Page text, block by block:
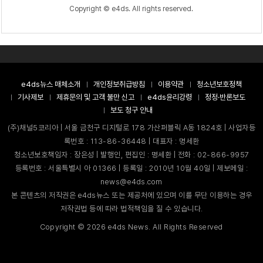
Copyright © e4ds. All rights reserved.
e4ds뉴스 매체소개 개인정보취급방침 이용약관
청소년보호정책
기사제보
제휴문의 및 고객 불만 신고 e4ds윤리강령
정정·반론보도
보도 청구 안내
(주)채널5코리아 | 서울 금천구 디지털로 178 가산퍼블릭 A동 1824호 | 사업자등
록번호 : 113-86-36448 | 대표자 : 명세환
청소년보호책임자 : 장은성 | 발행인, 편집인 : 명세환 | 전화 : 02-866-9957
등록번호 : 서울특별시 아 01366 | 등록일 : 2010년 10월 40일 | 제보메일 :
news@e4ds.com
본 콘텐츠의 저작권은 e4ds뉴스 또는 제공처에 있으며 이를 무단 이용하는 경우
저작권법 등에 따라 법적책임을 질 수 있습니다.
Copyright ©2026 e4ds News. All Rights Reserved